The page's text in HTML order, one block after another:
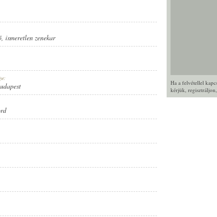
Ha a felvétellel
kérjük, regisztráljon
, ismeretlen zenekar